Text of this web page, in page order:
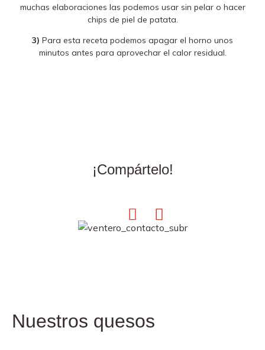
muchas elaboraciones las podemos usar sin pelar o hacer
chips de piel de patata.
3) Para esta receta podemos apagar el horno unos
minutos antes para aprovechar el calor residual.
¡Compártelo!
Nuestros quesos